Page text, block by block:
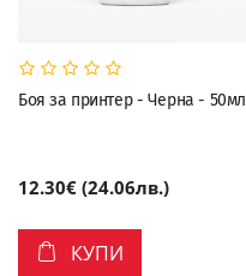
Боя за принтер - Черна - 50мл
12.30€ (24.06лв.)
КУПИ